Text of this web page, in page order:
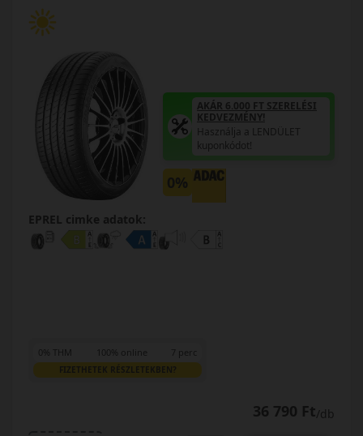
AKÁR 6.000 FT SZERELÉSI
KEDVEZMÉNY!
Használja a LENDÜLET
kuponkódot!
0%
EPREL cimke adatok:
0% THM 100% online 7 perc
FIZETHETEK RÉSZLETEKBEN?
36 790 Ft/db